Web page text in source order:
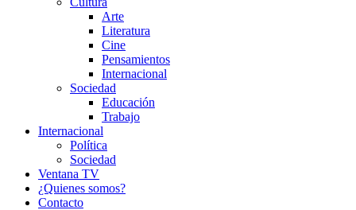
Arte
Literatura
Cine
Pensamientos
Internacional
Sociedad
Educación
Trabajo
Internacional
Política
Sociedad
Ventana TV
¿Quienes somos?
Contacto